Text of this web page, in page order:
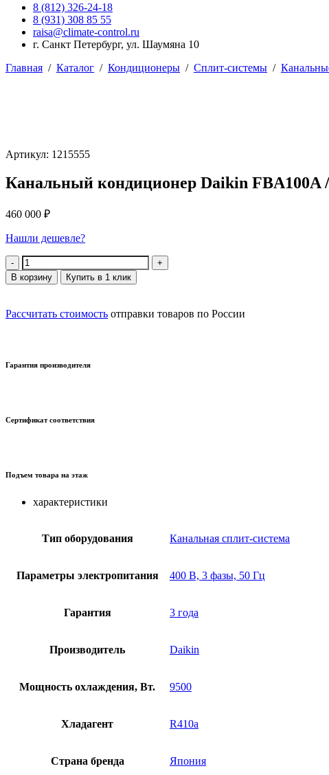
8 (812) 326-24-18
8 (931) 308 85 55
raisa@climate-control.ru
г. Санкт Петербург, ул. Шаумяна 10
Главная / Каталог / Кондиционеры / Сплит-системы /
Артикул: 1215555
Канальный кондиционер Daikin FBA100A
460 000 ₽
Нашли дешевле?
Количество
В корзину Купить в 1 клик
Рассчитать стоимость отправки товаров по России
Гарантия производителя
Сертификат соответствия
Подъем товара на этаж
характеристики
Тип оборудования Канальная сплит-система
Параметры электропитания 400 В, 3 фазы, 50 Гц
Гарантия 3 года
Производитель Daikin
Мощность охлаждения, Вт. 9500
Хладагент R410a
Страна бренда Япония